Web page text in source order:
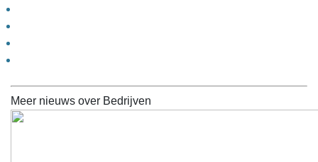
Meer nieuws over Bedrijven